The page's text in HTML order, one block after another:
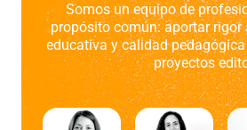
Somos un equipo de
propósito común: aportar
educativa y calidad
proyectos